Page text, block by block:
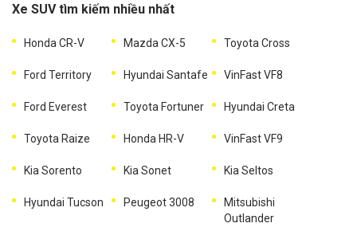
Xe SUV tìm kiếm nhiều nhất
Honda CR-V Mazda CX-5 Toyota Cross
Ford Territory Hyundai Santafe VinFast VF8
Ford Everest Toyota Fortuner Hyundai Creta
Toyota Raize Honda HR-V VinFast VF9
Kia Sorento Kia Sonet Kia Seltos
Hyundai Tucson Peugeot 3008
Mitsubishi
Outlander